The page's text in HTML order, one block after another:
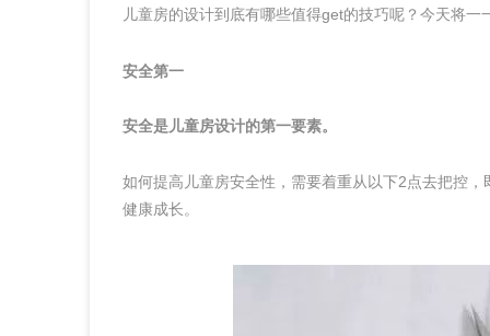
儿童房的设计到底有哪些值得get的技巧呢？今天将一
安全第一
安全是儿童房设计的第一要素。
如何提高儿童房安全性，需要着重从以下2点去把控
健康成长。